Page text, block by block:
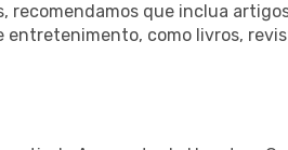
recomendamos que inclua
entretenimento, como livros,